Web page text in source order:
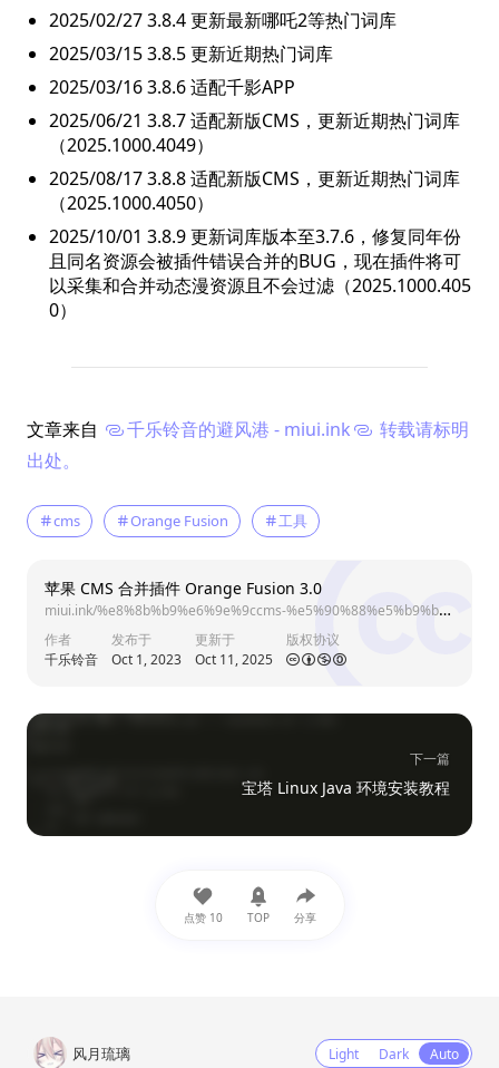
2025/02/27 3.8.4 更新最新哪吒2等热门词库
2025/03/15 3.8.5 更新近期热门词库
2025/03/16 3.8.6 适配千影APP
2025/06/21 3.8.7 适配新版CMS，更新近期热门词库
（2025.1000.4049）
2025/08/17 3.8.8 适配新版CMS，更新近期热门词库
（2025.1000.4050）
2025/10/01 3.8.9 更新词库版本至3.7.6，修复同年份
且同名资源会被插件错误合并的BUG，现在插件将可
以采集和合并动态漫资源且不会过滤（2025.1000.405
0）
文章来自 千乐铃音的避风港 - miui.ink
转载请标明
出处。
cms Orange Fusion 工具
苹果 CMS 合并插件 Orange Fusion 3.0
miui.ink/%e8%8b%b9%e6%9e%9ccms-%e5%90%88%e5%b9%b6%e6%8f%92%e4%bb%b6-orange-fusion/
作者
千乐铃音
发布于
Oct 1, 2023
更新于
Oct 11, 2025
版权协议
下一篇
宝塔 Linux Java 环境安装教程
点赞 10 TOP 分享
风月琉璃 Light Dark Auto